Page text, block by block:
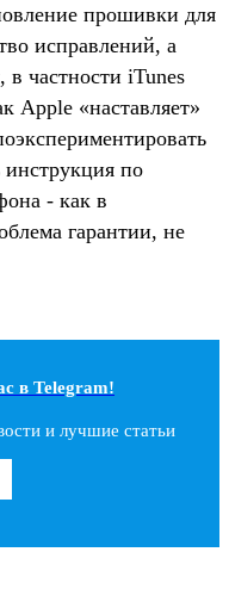
прошивки для
исправлений, а
в частности iTunes
Apple «наставляет»
инструкция по
- как в
гарантии, не
в Telegram!
и лучшие статьи